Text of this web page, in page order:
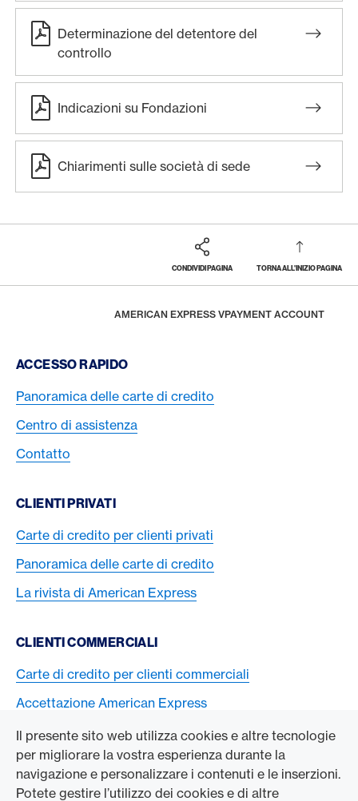
Il presente sito web utilizza cookies e altre tecnologie
per migliorare la vostra esperienza durante la
navigazione e personalizzare i contenuti e le inserzioni.
Potete gestire l’utilizzo dei cookies e di altre
Determinazione del detentore del
controllo
Indicazioni su Fondazioni
Chiarimenti sulle società di sede
CONDIVIDI PAGINA TORNA ALL'INIZIO PAGINA
AMERICAN EXPRESS VPAYMENT ACCOUNT
Footer Navigation
ACCESSO RAPIDO
Panoramica delle carte di credito
Centro di assistenza
Contatto
CLIENTI PRIVATI
Carte di credito per clienti privati
Panoramica delle carte di credito
La rivista di American Express
CLIENTI COMMERCIALI
Carte di credito per clienti commerciali
Accettazione American Express
L’AZIENDA
Swisscard AECS GmbH